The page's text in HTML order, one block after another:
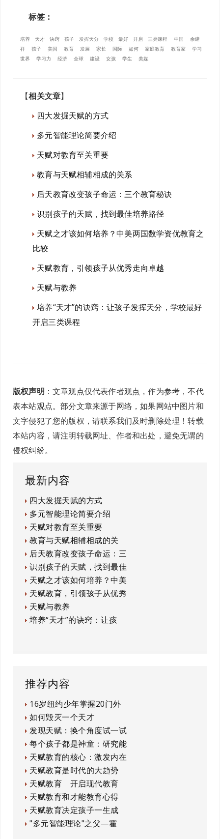
标签：
培养 天才 诀窍 孩子 发挥天分 学校 最好 开启 三类课程 中国
余建
祥
孩子 美国 教育 发展 家长 国际 如何 家庭教育 教育家
学习
世界
学习力 经济 全球 建设 女孩 学生 美媒
【相关文章】
四大发掘天赋的方式
多元智能理论简要介绍
天赋对教育至关重要
教育与天赋相辅相成的关系
后天教育改变孩子命运：三个教育秘诀
识别孩子的天赋，找到最佳培养路径
天赋之才该如何培养？中美两国数学资优教育之
比较
天赋教育，引领孩子从优秀走向卓越
天赋与教养
培养“天才”的诀窍：让孩子发挥天分，学校最好
开启三类课程
版权声明 ：文章观点仅代表作者观点，作为参考，不代
表本站观点。部分文章来源于网络，如果网站中图片和
文字侵犯了您的版权，请联系我们及时删除处理！转载
本站内容，请注明转载网址、作者和出处，避免无谓的
侵权纠纷。
最新内容
四大发掘天赋的方式
多元智能理论简要介绍
天赋对教育至关重要
教育与天赋相辅相成的关
后天教育改变孩子命运：三
识别孩子的天赋，找到最佳
天赋之才该如何培养？中美
天赋教育，引领孩子从优秀
天赋与教养
培养“天才”的诀窍：让孩
推荐内容
16岁纽约少年掌握20门外
如何毁灭一个天才
发现天赋：换个角度试一试
每个孩子都是神童：研究能
天赋教育的核心：激发内在
天赋教育是时代的大趋势
天赋教育 开启现代教育
天赋教育和才能教育心得
天赋教育决定孩子一生成
"多元智能理论"之父—霍